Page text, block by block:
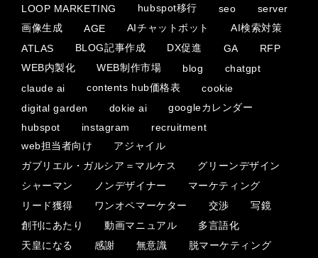
LOOP MARKETING
hubspot移行 seo
server
画像生成
AGE AIチャットボット
AI検索対策
ATLAS
BLOG記事作成 DX促進 GA
RFP
WEB内製化
WEB制作市場 blog
chatgpt
claude ai
contents hub価格表
cookie
digital garden
dokie ai
googleカレンダー
hubspot
instagram
recruitment
web担当者向け
アジャイル
ガブリエル・ガルシア＝マルケス
グリーンデザイン
シャーマン
ノンデザイナー
マーケティング
リード獲得
ワンオペマーケター 交渉
写鏡
創刊にあたり
動画マニュアル
多言語化
天皇になる
感謝 無意識
脱マーケティング